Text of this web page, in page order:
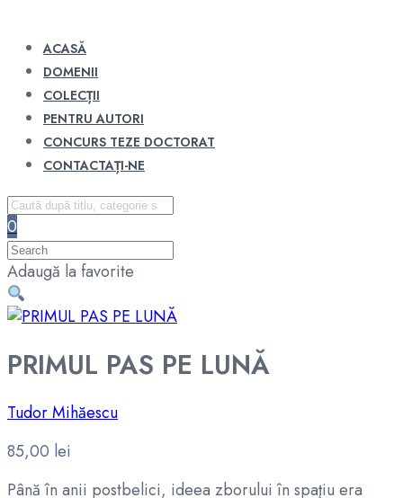
ACASĂ
DOMENII
COLECȚII
PENTRU AUTORI
CONCURS TEZE DOCTORAT
CONTACTAȚI-NE
0
Adaugă la favorite
PRIMUL PAS PE LUNĂ
Tudor Mihăescu
85,00 lei
Până în anii postbelici, ideea zborului în spaţiu era